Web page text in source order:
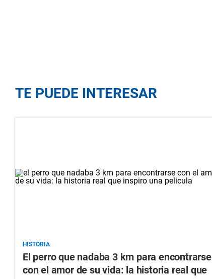
TE PUEDE INTERESAR
HISTORIA
El perro que nadaba 3 km para encontrarse
con el amor de su vida: la historia real que